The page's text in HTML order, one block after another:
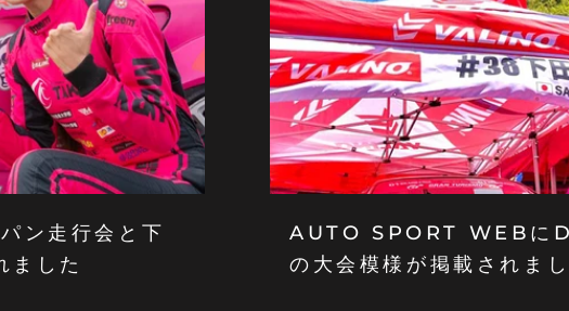
ン走行会と下
ました
AUTO SPORT WEBに
の大会模様が掲載されまし